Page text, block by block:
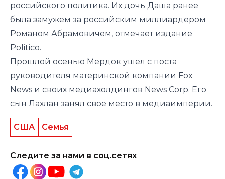
российского политика. Их дочь Даша ранее
была замужем за российским миллиардером
Романом Абрамовичем, отмечает издание
Politico.
Прошлой осенью Мердок ушел с поста
руководителя материнской компании Fox
News и своих медиахолдингов News Corp. Его
сын Лахлан занял свое место в медиаимперии.
США Семья
Следите за нами в соц.сетях